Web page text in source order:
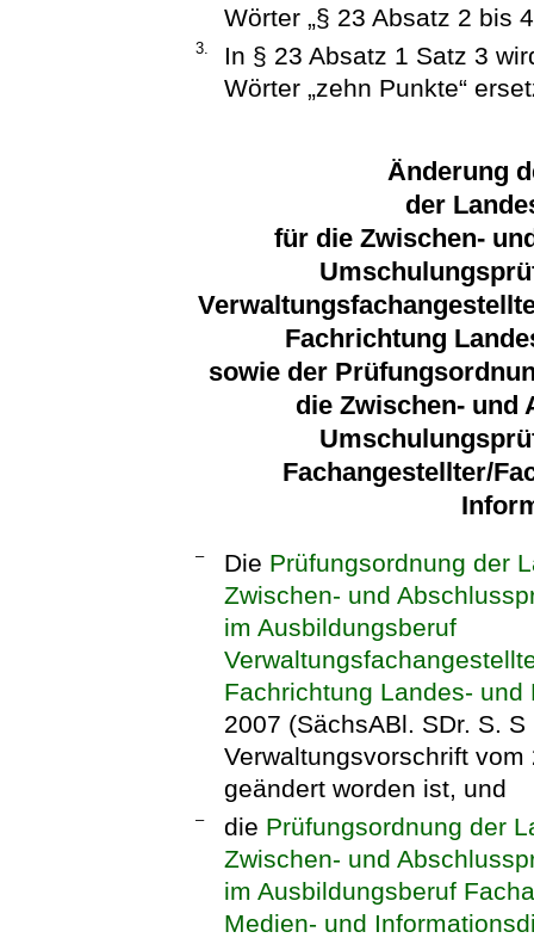
Wörter „§ 23 Absatz 2 bis
3.
In § 23 Absatz 1 Satz 3
Wörter „zehn Punkte“
Änderung
der
für die Zwischen-
Fachrichtung
sowie der
die Zwischen- und
Fachangestellter/
– Die Prüfungsordnung der
Zwischen- und
im Ausbildungsberuf
Fachrichtung Landes- und
2007 (SächsABl. SDr. S. S
Verwaltungsvorschrift
geändert worden ist, und
– die Prüfungsordnung der
Zwischen- und
im Ausbildungsberuf
Medien- und